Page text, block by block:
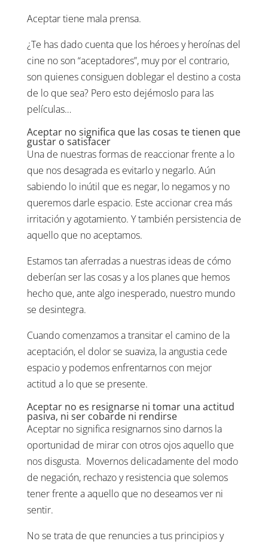
Aceptar tiene mala prensa.
¿Te has dado cuenta que los héroes y heroínas del
cine no son “aceptadores”, muy por el contrario,
son quienes consiguen doblegar el destino a costa
de lo que sea? Pero esto dejémoslo para las
películas…
Aceptar no significa que las cosas te tienen que
gustar o satisfacer
Una de nuestras formas de reaccionar frente a lo
que nos desagrada es evitarlo y negarlo. Aún
sabiendo lo inútil que es negar, lo negamos y no
queremos darle espacio. Este accionar crea más
irritación y agotamiento. Y también persistencia de
aquello que no aceptamos.
Estamos tan aferradas a nuestras ideas de cómo
deberían ser las cosas y a los planes que hemos
hecho que, ante algo inesperado, nuestro mundo
se desintegra.
Cuando comenzamos a transitar el camino de la
aceptación, el dolor se suaviza, la angustia cede
espacio y podemos enfrentarnos con mejor
actitud a lo que se presente.
Aceptar no es resignarse ni tomar una actitud
pasiva, ni ser cobarde ni rendirse
Aceptar no significa resignarnos sino darnos la
oportunidad de mirar con otros ojos aquello que
nos disgusta. Movernos delicadamente del modo
de negación, rechazo y resistencia que solemos
tener frente a aquello que no deseamos ver ni
sentir.
No se trata de que renuncies a tus principios y